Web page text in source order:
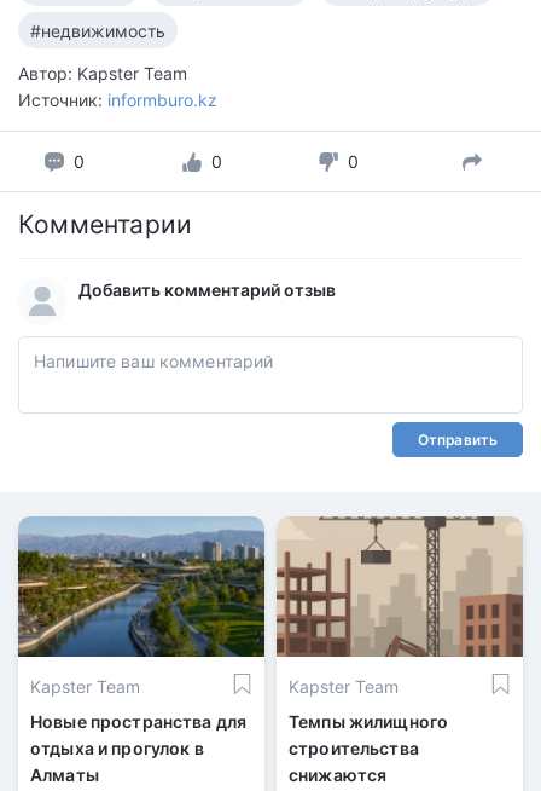
#недвижимость
Автор: Kapster Team
Источник: informburo.kz
0 0 0
Комментарии
Добавить комментарий отзыв
Отправить
Kapster Team
Новые пространства для
отдыха и прогулок в
Алматы
Kapster Team
Темпы жилищного
строительства
снижаются